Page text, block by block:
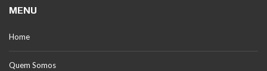
MENU
Home
Quem Somos